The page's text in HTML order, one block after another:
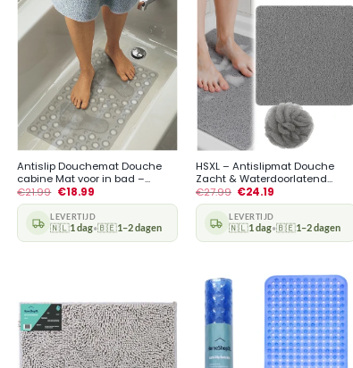
+
Antislip Douchemat Douche
cabine Mat voor in bad –...
€21.99 €18.99
LEVERTIJD
🇳🇱1 dag•🇧🇪1–2 dagen
+
HSXL – Antislipmat Douche
Zacht & Waterdoorlatend...
€27.99 €24.19
LEVERTIJD
🇳🇱1 dag•🇧🇪1–2 dagen